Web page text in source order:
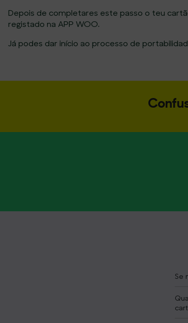
Depois de completares este passo o teu
registado na APP WOO.
Já podes dar início ao processo de
Se